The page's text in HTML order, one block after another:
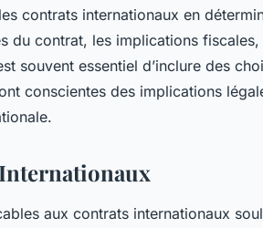
contrats internationaux en
du contrat, les implications
souvent essentiel d’inclure des
conscientes des implications
aux contrats internationaux